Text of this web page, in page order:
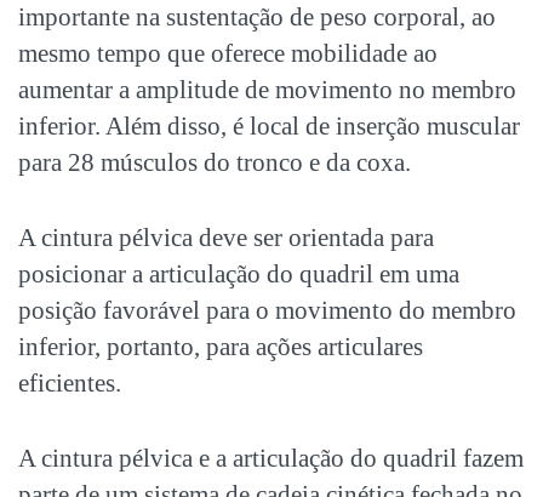
importante na sustentação de peso corporal, ao
mesmo tempo que oferece mobilidade ao
aumentar a amplitude de movimento no membro
inferior. Além disso, é local de inserção muscular
para 28 músculos do tronco e da coxa.
A cintura pélvica deve ser orientada para
posicionar a articulação do quadril em uma
posição favorável para o movimento do membro
inferior, portanto, para ações articulares
eficientes.
A cintura pélvica e a articulação do quadril fazem